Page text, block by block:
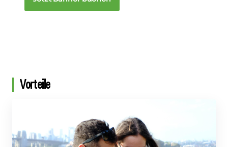
Vorteile